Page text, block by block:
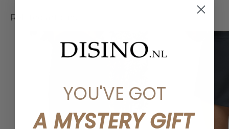
Related articles
YOU'VE GOT
A MYSTERY GIFT